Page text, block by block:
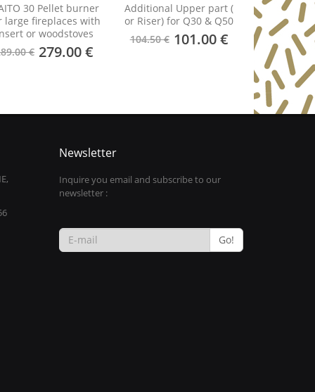
30 Pellet burner
large fireplaces with
or woodstoves
€ 279.00 €
Additional Upper part (
or Riser) for Q30 & Q50
104.50 € 101.00 €
Newsletter
Inquire you email and subscribe to our
newsletter :
Go!